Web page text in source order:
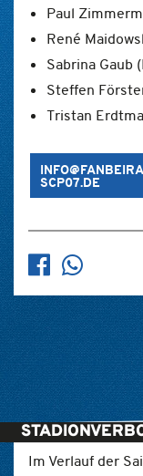
Paul
René
Sabrina Gaub
Steffen
Tristan
SCP07.DE
Im Verlauf der